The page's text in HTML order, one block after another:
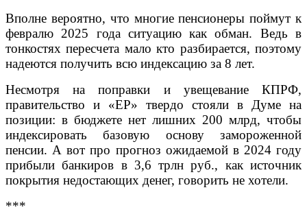
Вполне вероятно, что многие пенсионеры поймут к
февралю 2025 года ситуацию как обман. Ведь в
тонкостях пересчета мало кто разбирается, поэтому
надеются получить всю индексацию за 8 лет.
Несмотря на поправки и увещевание КПРФ,
правительство и «ЕР» твердо стояли в Думе на
позиции: в бюджете нет лишних 200 млрд, чтобы
индексировать базовую основу замороженной
пенсии. А вот про прогноз ожидаемой в 2024 году
прибыли банкиров в 3,6 трлн руб., как источник
покрытия недостающих денег, говорить не хотели.
***